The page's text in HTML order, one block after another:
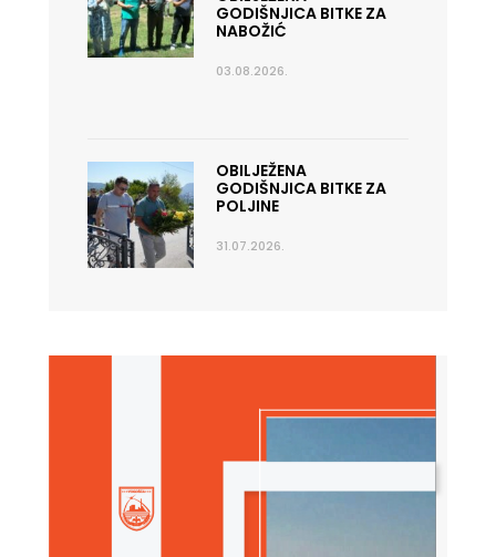
GODIŠNJICA BITKE ZA
NABOŽIĆ
03.08.2026.
OBILJEŽENA
GODIŠNJICA BITKE ZA
POLJINE
31.07.2026.